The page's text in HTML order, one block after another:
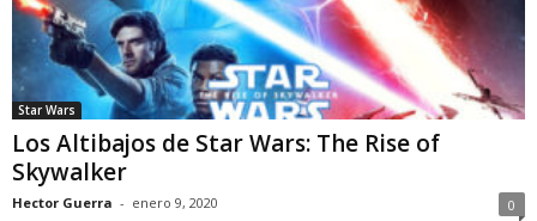
Star Wars
Los Altibajos de Star Wars: The Rise of
Skywalker
Hector Guerra - enero 9, 2020 0